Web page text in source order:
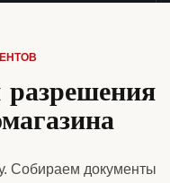
Собираем документы